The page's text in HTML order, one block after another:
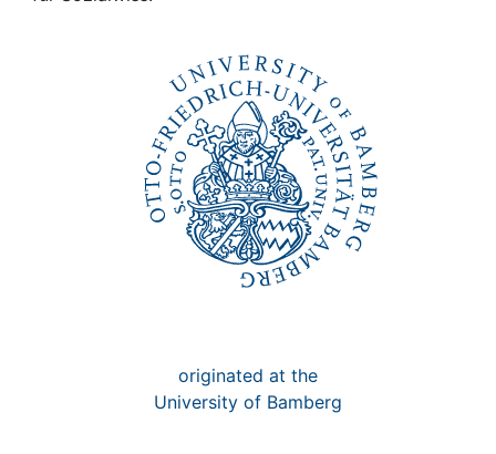
originated at the
University of Bamberg